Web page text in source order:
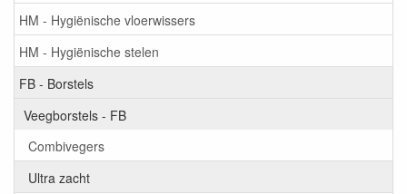
HM - Hygiënische vloerwissers
HM - Hygiënische stelen
FB - Borstels
Veegborstels - FB
Combivegers
Ultra zacht